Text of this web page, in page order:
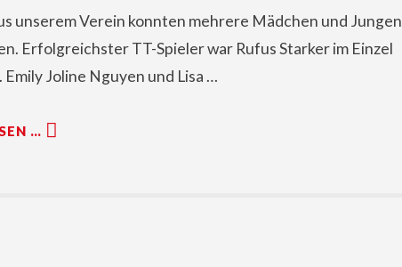
unserem Verein konnten mehrere Mädchen und Jungen
Erfolgreichster TT-Spieler war Rufus Starker im Einzel
Joline Nguyen und Lisa …
…